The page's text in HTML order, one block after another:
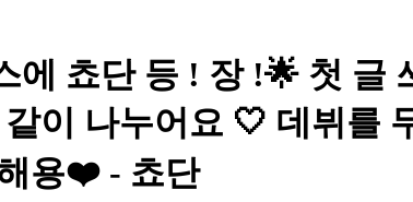
에 쵸단 등 ! 장 !🌟 첫 글
이 나누어요 🤍 데뷔를
용❤️ - 쵸단